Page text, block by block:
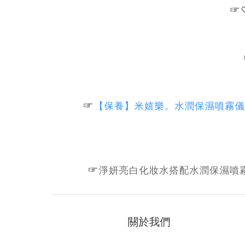
☞
☞ 【保養】米嬉樂。水潤保濕噴霧
☞淨妍亮白化妝水搭配水潤保濕噴
關於我們